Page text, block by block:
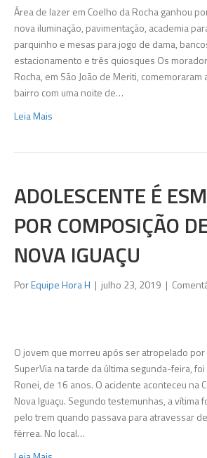
Área de lazer em Coelho da Rocha ganhou
nova iluminação, pavimentação, academia
parquinho e mesas para jogo de dama,
estacionamento e três quiosques Os
Rocha, em São João de Meriti, comemoraram
bairro com uma noite de…
Leia Mais
ADOLESCENTE É
POR COMPOSIÇÃO
NOVA IGUAÇU
PorEquipe Hora H | julho 23, 2019 |
O jovem que morreu após ser atropelado
SuperVia na tarde da última segunda-feira,
Ronei, de 16 anos. O acidente aconteceu na
Nova Iguaçu. Segundo testemunhas, a vítima
pelo trem quando passava para atravessar
férrea. No local…